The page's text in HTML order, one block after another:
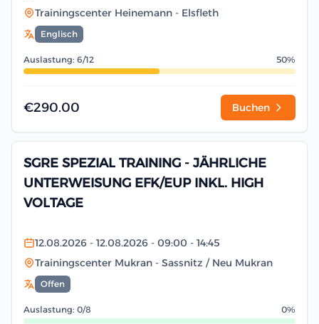
Trainingscenter Heinemann - Elsfleth
Englisch
Auslastung: 6/12 50%
€290.00 Buchen
SGRE SPEZIAL TRAINING - JÄHRLICHE
UNTERWEISUNG EFK/EUP INKL. HIGH
VOLTAGE
12.08.2026 - 12.08.2026 - 09:00 - 14:45
Trainingscenter Mukran - Sassnitz / Neu Mukran
Offen
Auslastung: 0/8 0%